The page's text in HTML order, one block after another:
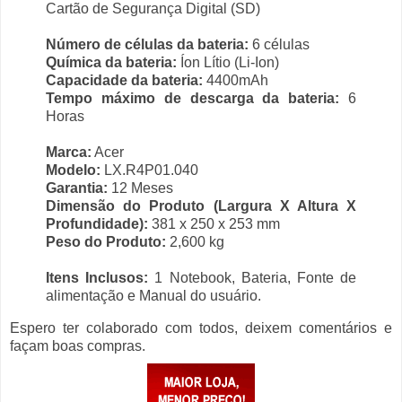
Cartão de Segurança Digital (SD)
Número de células da bateria: 6 células
Química da bateria: Íon Lítio (Li-Ion)
Capacidade da bateria: 4400mAh
Tempo máximo de descarga da bateria: 6
Horas
Marca: Acer
Modelo: LX.R4P01.040
Garantia: 12 Meses
Dimensão do Produto (Largura X Altura X
Profundidade): 381 x 250 x 253 mm
Peso do Produto: 2,600 kg
Itens Inclusos: 1 Notebook, Bateria, Fonte de
alimentação e Manual do usuário.
Espero ter colaborado com todos, deixem comentários e
façam boas compras.